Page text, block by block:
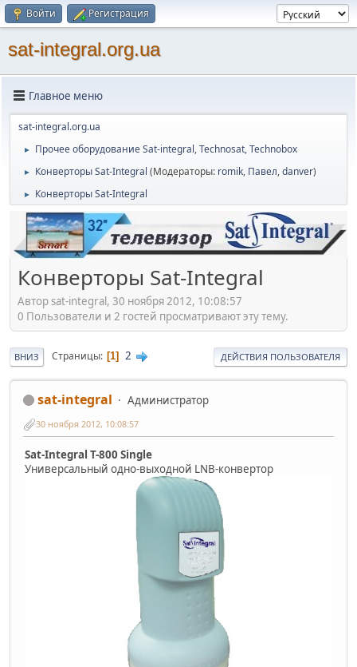
Войти Регистрация
sat-integral.org.ua
Главное меню
sat-integral.org.ua
► Прочее оборудование Sat-integral, Technosat, Technobox
► Конверторы Sat-Integral (Модераторы: romik, Павел,danver)
► Конверторы Sat-Integral
Конверторы Sat-Integral
Автор sat-integral, 30 ноября 2012, 10:08:57
0 Пользователи и 2 гостей просматривают эту тему.
ВНИЗ Страницы 1 2 ДЕЙСТВИЯ ПОЛЬЗОВАТЕЛЯ
sat-integral Администратор
30 ноября 2012, 10:08:57
Sat-Integral T-800 Single
Универсальный одно-выходной LNB-конвертор